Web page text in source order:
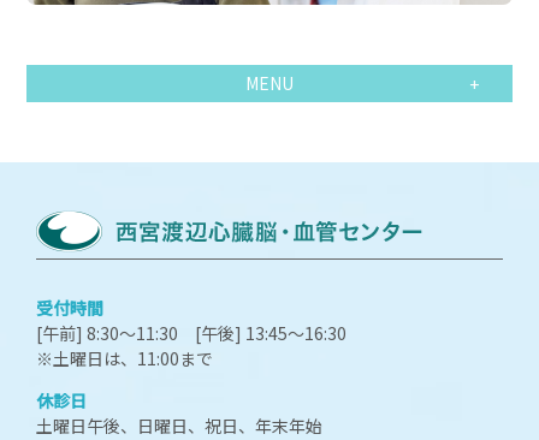
MENU
受付時間
[午前] 8:30～11:30 [午後] 13:45～16:30
※土曜日は、11:00まで
休診日
土曜日午後、日曜日、祝日、年末年始